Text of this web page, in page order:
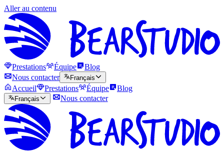
Aller au contenu
Prestations Équipe
Blog
Nous contacter
Français
Accueil Prestations Équipe Blog
Français Nous contacter